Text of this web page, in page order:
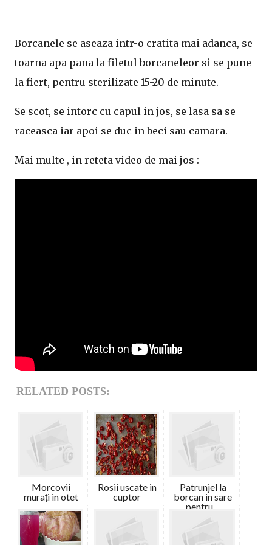
Borcanele se aseaza intr-o cratita mai adanca, se
toarna apa pana la filetul borcaneleor si se pune
la fiert, pentru sterilizate 15-20 de minute.
Se scot, se intorc cu capul in jos, se lasa sa se
raceasca iar apoi se duc in beci sau camara.
Mai multe , in reteta video de mai jos :
RELATED POSTS:
Morcovii
murați in otet
Rosii uscate in
cuptor
Patrunjel la
borcan in sare
pentru ...